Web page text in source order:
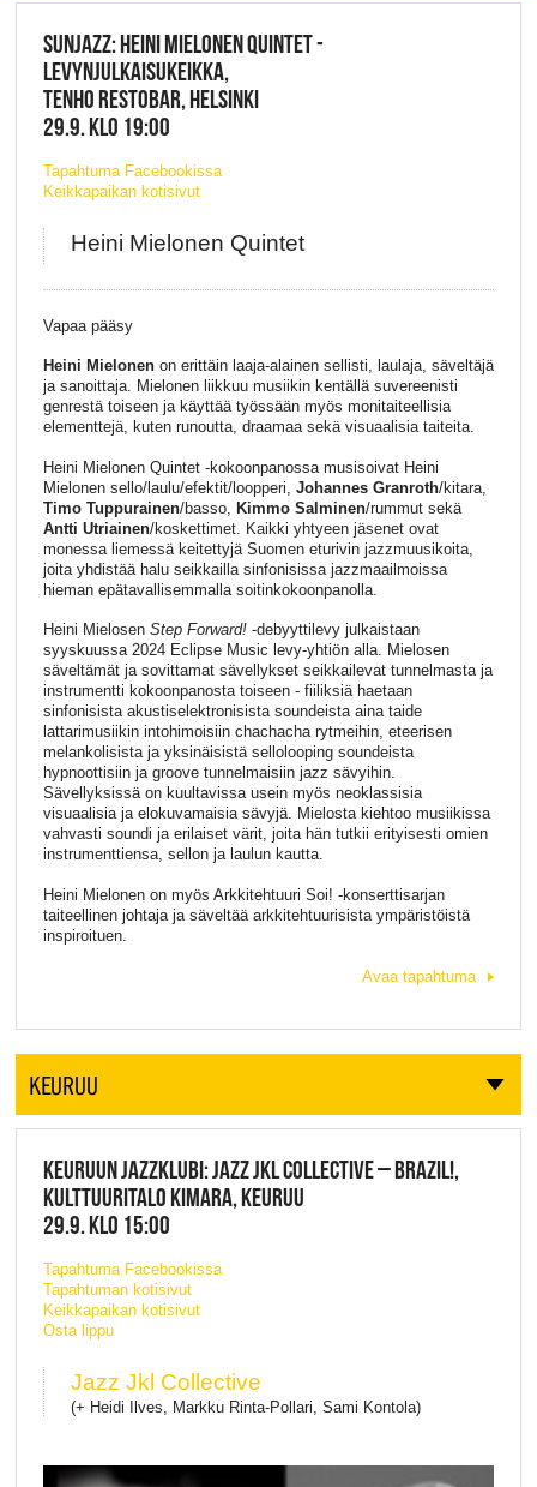
SUNJAZZ: HEINI MIELONEN QUINTET -
LEVYNJULKAISUKEIKKA,
TENHO RESTOBAR, HELSINKI
29.9. KLO 19:00
Tapahtuma Facebookissa
Keikkapaikan kotisivut
Heini Mielonen Quintet
Vapaa pääsy
Heini Mielonenon erittäin laaja-alainen sellisti, laulaja, säveltäjä
ja sanoittaja. Mielonen liikkuu musiikin kentällä suvereenisti
genrestä toiseen ja käyttää työssään myös monitaiteellisia
elementtejä, kuten runoutta, draamaa sekä visuaalisia taiteita.
Heini Mielonen Quintet -kokoonpanossa musisoivat Heini
Mielonen sello/laulu/efektit/loopperi, Johannes Granroth/kitara,
Timo Tuppurainen/basso, Kimmo Salminen/rummut sekä
Antti Utriainen/koskettimet. Kaikki yhtyeen jäsenet ovat
monessa liemessä keitettyjä Suomen eturivin jazzmuusikoita,
joita yhdistää halu seikkailla sinfonisissa jazzmaailmoissa
hieman epätavallisemmalla soitinkokoonpanolla.
Heini Mielosen Step Forward!-debyyttilevy julkaistaan
syyskuussa 2024 Eclipse Music levy-yhtiön alla. Mielosen
säveltämät ja sovittamat sävellykset seikkailevat tunnelmasta ja
instrumentti kokoonpanosta toiseen - fiiliksiä haetaan
sinfonisista akustiselektronisista soundeista aina taide
lattarimusiikin intohimoisiin chachacha rytmeihin, eteerisen
melankolisista ja yksinäisistä sellolooping soundeista
hypnoottisiin ja groove tunnelmaisiin jazz sävyihin.
Sävellyksissä on kuultavissa usein myös neoklassisia
visuaalisia ja elokuvamaisia sävyjä. Mielosta kiehtoo musiikissa
vahvasti soundi ja erilaiset värit, joita hän tutkii erityisesti omien
instrumenttiensa, sellon ja laulun kautta.
Heini Mielonen on myös Arkkitehtuuri Soi! -konserttisarjan
taiteellinen johtaja ja säveltää arkkitehtuurisista ympäristöistä
inspiroituen.
Avaa tapahtuma
KEURUU
KEURUUN JAZZKLUBI: JAZZ JKL COLLECTIVE – BRAZIL!,
KULTTUURITALO KIMARA, KEURUU
29.9. KLO 15:00
Tapahtuma Facebookissa
Tapahtuman kotisivut
Keikkapaikan kotisivut
Osta lippu
Jazz Jkl Collective
(+ Heidi Ilves, Markku Rinta-Pollari, Sami Kontola)